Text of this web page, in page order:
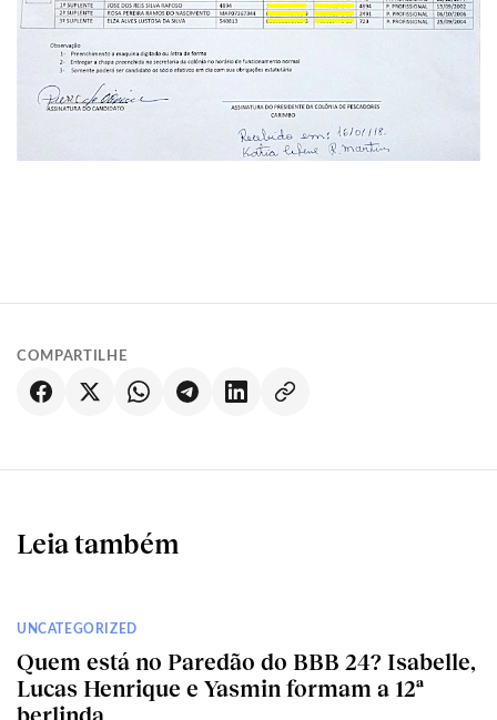
COMPARTILHE
Leia também
UNCATEGORIZED
Quem está no Paredão do BBB 24? Isabelle,
Lucas Henrique e Yasmin formam a 12ª